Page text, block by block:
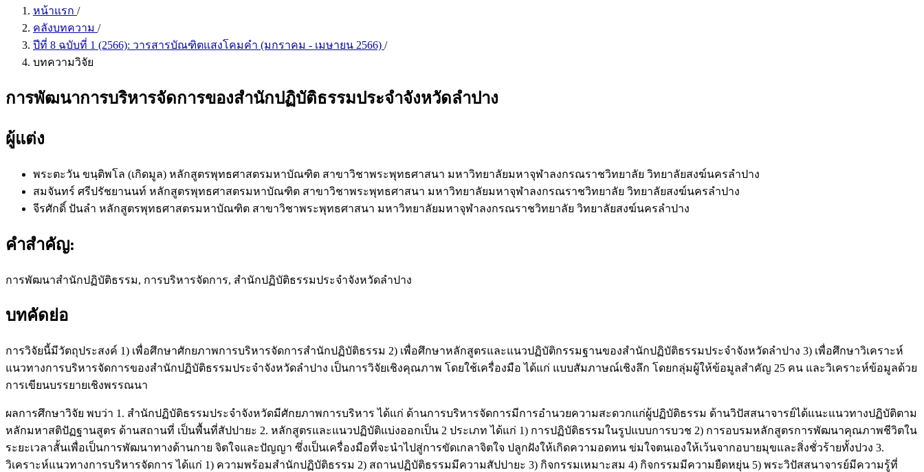
หน้าแรก /
คลังบทความ /
ปีที่ 8 ฉบับที่ 1 (2566): วารสารบัณฑิตแสงโคมคำ (มกราคม - เมษายน 2566) /
บทความวิจัย
การพัฒนาการบริหารจัดการของสำนักปฏิบัติธรรมประจำจังหวัดลำปาง
ผู้แต่ง
พระตะวัน ขนฺติพโล (เกิดมูล) หลักสูตรพุทธศาสตรมหาบัณฑิต สาขาวิชาพระพุทธศาสนา มหาวิทยาลัยมหาจุฬาลงกรณราชวิทยาลัย วิทยาลัยสงฆ์นครลำปาง
สมจันทร์ ศรีปรัชยานนท์ หลักสูตรพุทธศาสตรมหาบัณฑิต สาขาวิชาพระพุทธศาสนา มหาวิทยาลัยมหาจุฬาลงกรณราชวิทยาลัย วิทยาลัยสงฆ์นครลำปาง
จีรศักดิ์ ปันลำ หลักสูตรพุทธศาสตรมหาบัณฑิต สาขาวิชาพระพุทธศาสนา มหาวิทยาลัยมหาจุฬาลงกรณราชวิทยาลัย วิทยาลัยสงฆ์นครลำปาง
คำสำคัญ:
การพัฒนาสำนักปฏิบัติธรรม, การบริหารจัดการ, สำนักปฏิบัติธรรมประจำจังหวัดลำปาง
บทคัดย่อ
การวิจัยนี้มีวัตถุประสงค์ 1) เพื่อศึกษาศักยภาพการบริหารจัดการสำนักปฏิบัติธรรม 2) เพื่อศึกษาหลักสูตรและแนวปฏิบัติกรรมฐานของสำนักปฏิบัติธรรมประจำจังหวัดลำปาง 3) เพื่อศึกษาวิเคราะห์
แนวทางการบริหารจัดการของสำนักปฏิบัติธรรมประจำจังหวัดลำปาง เป็นการวิจัยเชิงคุณภาพ โดยใช้เครื่องมือ ได้แก่ แบบสัมภาษณ์เชิงลึก โดยกลุ่มผู้ให้ข้อมูลสำคัญ 25 คน และวิเคราะห์ข้อมูลด้วย
การเขียนบรรยายเชิงพรรณนา
ผลการศึกษาวิจัย พบว่า 1. สำนักปฏิบัติธรรมประจำจังหวัดมีศักยภาพการบริหาร ได้แก่ ด้านการบริหารจัดการมีการอำนวยความสะดวกแก่ผู้ปฏิบัติธรรม ด้านวิปัสสนาจารย์ได้แนะแนวทางปฏิบัติตาม
หลักมหาสติปัฏฐานสูตร ด้านสถานที่ เป็นพื้นที่สัปปายะ 2. หลักสูตรและแนวปฏิบัติแบ่งออกเป็น 2 ประเภท ได้แก่ 1) การปฏิบัติธรรมในรูปแบบการบวช 2) การอบรมหลักสูตรการพัฒนาคุณภาพชีวิตใน
ระยะเวลาสั้นเพื่อเป็นการพัฒนาทางด้านกาย จิตใจและปัญญา ซึ่งเป็นเครื่องมือที่จะนำไปสู่การขัดเกลาจิตใจ ปลูกฝังให้เกิดความอดทน ข่มใจตนเองให้เว้นจากอบายมุขและสิ่งชั่วร้ายทั้งปวง 3.
วิเคราะห์แนวทางการบริหารจัดการ ได้แก่ 1) ความพร้อมสำนักปฏิบัติธรรม 2) สถานปฏิบัติธรรมมีความสัปปายะ 3) กิจกรรมเหมาะสม 4) กิจกรรมมีความยืดหยุ่น 5) พระวิปัสสนาจารย์มีความรู้ที่